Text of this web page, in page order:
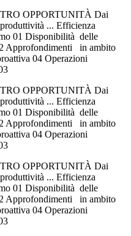
OPPORTUNITÀ Dai
... Efficienza
01 Disponibilità delle
Approfondimenti in ambito
04 Operazioni
OPPORTUNITÀ Dai
... Efficienza
01 Disponibilità delle
Approfondimenti in ambito
04 Operazioni
OPPORTUNITÀ Dai
... Efficienza
01 Disponibilità delle
Approfondimenti in ambito
04 Operazioni